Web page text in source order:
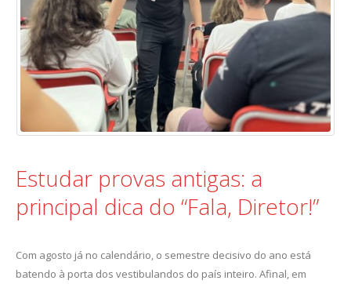
Estudar provas antigas: a
principal dica do “Fala, Diretor!”
Com agosto já no calendário, o semestre decisivo do ano está
batendo à porta dos vestibulandos do país inteiro. Afinal, em